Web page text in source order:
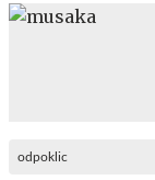
odpoklic